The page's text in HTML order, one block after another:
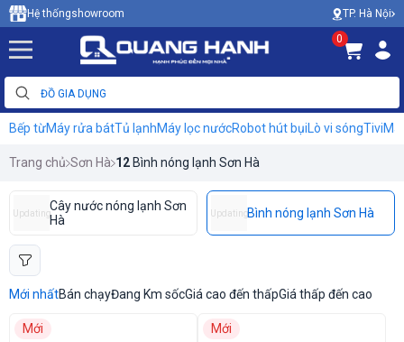
Hệ thốngshowroom TP. Hà Nội
0
Bếp từMáy rửa bátTủ lạnhMáy lọc nướcRobot hút bụiLò vi sóngTivi
Trang chủ Sơn Hà 12 Bình nóng lạnh Sơn Hà
UpdatingCây nước nóng lạnh Sơn
Hà
UpdatingBình nóng lạnh Sơn Hà
Mới nhấtBán chạyĐang Km sốcGiá cao đến thấpGiá thấp đến cao
Mới Mới